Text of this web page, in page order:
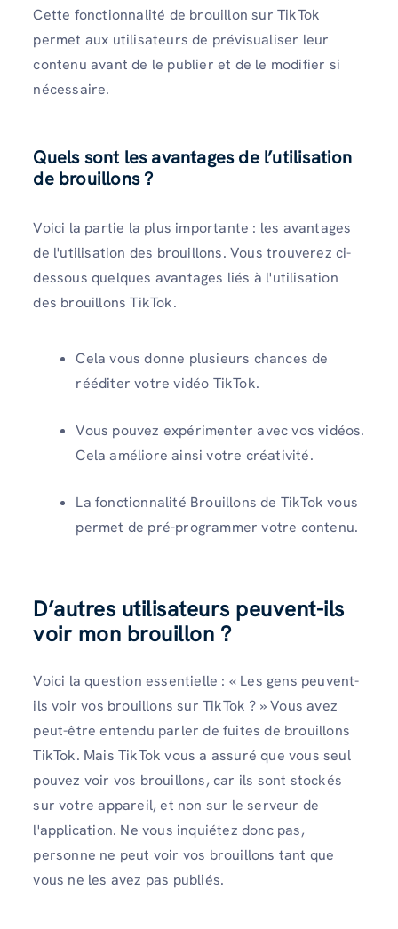
Cette fonctionnalité de brouillon sur TikTok
permet aux utilisateurs de prévisualiser leur
contenu avant de le publier et de le modifier si
nécessaire.
Quels sont les avantages de l’utilisation
de brouillons ?
Voici la partie la plus importante : les avantages
de l'utilisation des brouillons. Vous trouverez ci-
dessous quelques avantages liés à l'utilisation
des brouillons TikTok.
Cela vous donne plusieurs chances de
rééditer votre vidéo TikTok.
Vous pouvez expérimenter avec vos vidéos.
Cela améliore ainsi votre créativité.
La fonctionnalité Brouillons de TikTok vous
permet de pré-programmer votre contenu.
D’autres utilisateurs peuvent-ils
voir mon brouillon ?
Voici la question essentielle : « Les gens peuvent-
ils voir vos brouillons sur TikTok ? » Vous avez
peut-être entendu parler de fuites de brouillons
TikTok. Mais TikTok vous a assuré que vous seul
pouvez voir vos brouillons, car ils sont stockés
sur votre appareil, et non sur le serveur de
l'application. Ne vous inquiétez donc pas,
personne ne peut voir vos brouillons tant que
vous ne les avez pas publiés.